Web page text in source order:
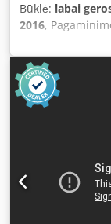
Būklė: labai
2016,
galia: 210 kg
Apmsx Agmja
KR C4